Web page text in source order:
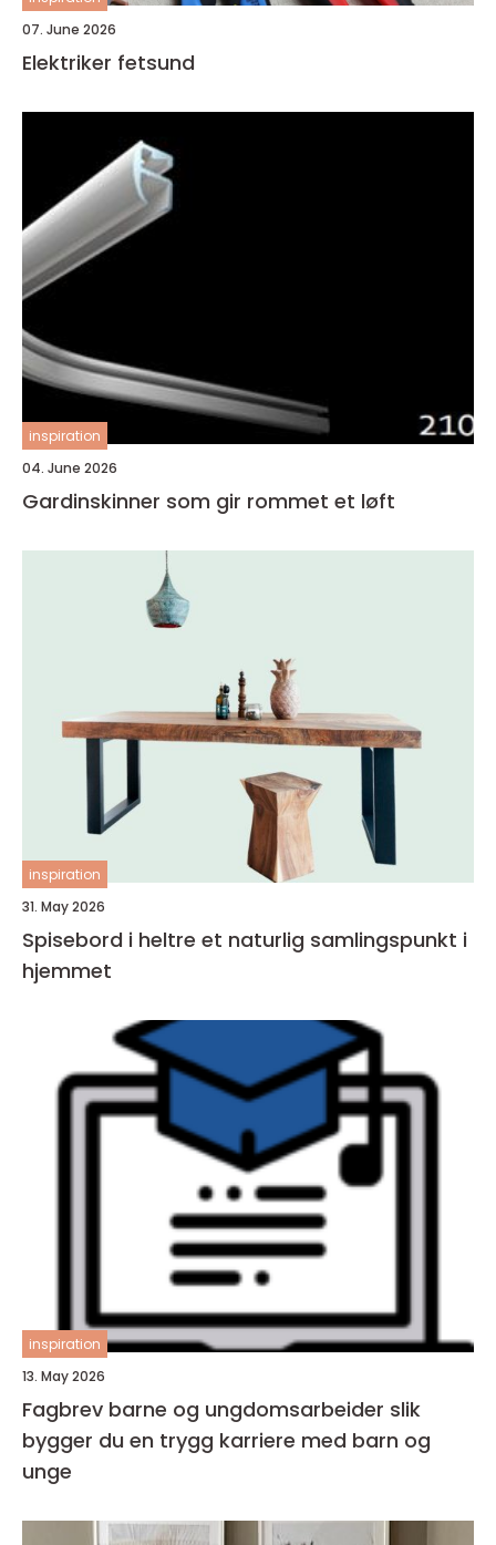
07. June 2026
Elektriker fetsund
inspiration
04. June 2026
Gardinskinner som gir rommet et løft
inspiration
31. May 2026
Spisebord i heltre et naturlig samlingspunkt i
hjemmet
inspiration
13. May 2026
Fagbrev barne og ungdomsarbeider slik
bygger du en trygg karriere med barn og
unge